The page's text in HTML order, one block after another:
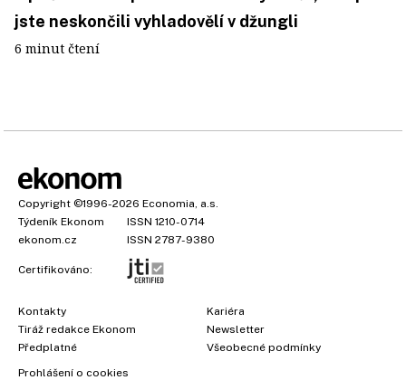
jste neskončili vyhladovělí v džungli
6 minut čtení
Copyright ©1996-2026 Economia, a.s.
Týdeník Ekonom
ISSN 1210-0714
ekonom.cz
ISSN 2787-9380
Certifikováno:
Kontakty
Tiráž redakce Ekonom
Předplatné
Kariéra
Newsletter
Všeobecné podmínky
Prohlášení o cookies